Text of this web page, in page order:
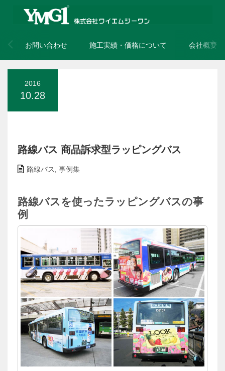
お問い合わせ 施工実績・価格について 会社概要
2016
10.28
路線バス 商品訴求型ラッピングバス
路線バス 事例集
路線バスを使ったラッピングバスの事
例